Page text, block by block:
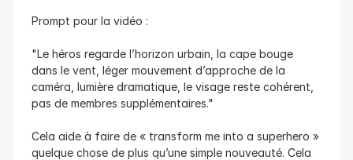
Prompt pour la vidéo :
"Le héros regarde l’horizon urbain, la cape bouge
dans le vent, léger mouvement d’approche de la
caméra, lumière dramatique, le visage reste cohérent,
pas de membres supplémentaires."
Cela aide à faire de « transform me into a superhero »
quelque chose de plus qu’une simple nouveauté. Cela